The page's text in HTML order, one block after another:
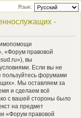
ои
Язык:
-
«Форум правовой
вы
Если вы не
пользуйтесь форумами
Мы оставляем за
и сделаем всё
с вашей стороны было
на предмет
«Форум правовой